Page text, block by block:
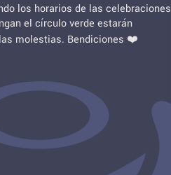
los horarios de las celebraciones
el círculo verde estarán
molestias. Bendiciones ❤️